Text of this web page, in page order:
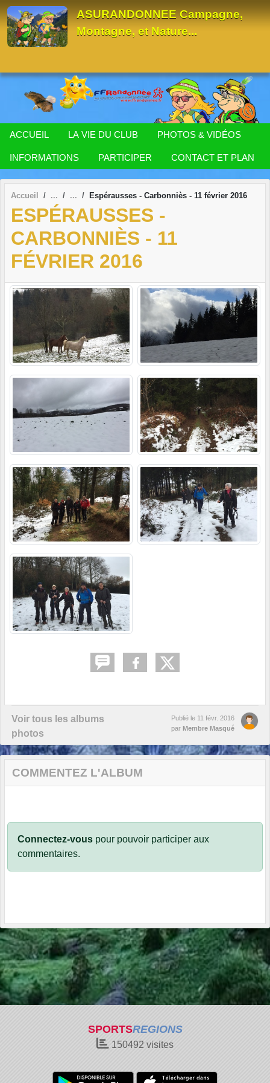
ASURANDONNEE Campagne,
Montagne, et Nature...
ACCUEIL LA VIE DU CLUB PHOTOS & VIDÉOS
INFORMATIONS PARTICIPER CONTACT ET PLAN
Accueil Espérausses - Carbonniès - 11 février 2016
ESPÉRAUSSES -
CARBONNIÈS - 11
FÉVRIER 2016
Voir tous les albums
photos
Publié le 11 févr. 2016
par Membre Masqué
COMMENTEZ L'ALBUM
Connectez-vous pour pouvoir participer aux
commentaires.
SPORTSREGIONS
150492 visites
Panneau de gestion des cookies